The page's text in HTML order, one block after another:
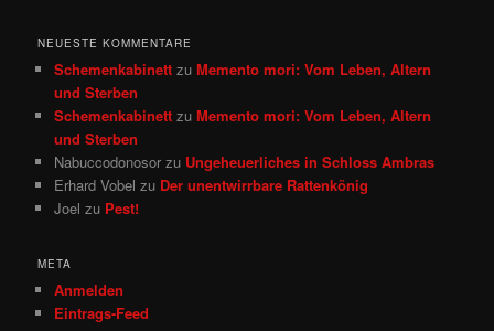
NEUESTE KOMMENTARE
Schemenkabinett zuMemento mori: Vom Leben, Altern
und Sterben
Schemenkabinett zuMemento mori: Vom Leben, Altern
und Sterben
Nabuccodonosor zu Ungeheuerliches in Schloss Ambras
Erhard Vobel zu Der unentwirrbare Rattenkönig
Joel zu Pest!
META
Anmelden
Eintrags-Feed